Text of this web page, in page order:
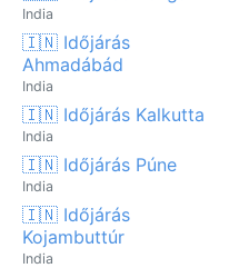
India
🇮🇳 Időjárás
Ahmadábád
India
🇮🇳 Időjárás Kalkutta
India
🇮🇳 Időjárás Púne
India
🇮🇳 Időjárás
Kojambuttúr
India